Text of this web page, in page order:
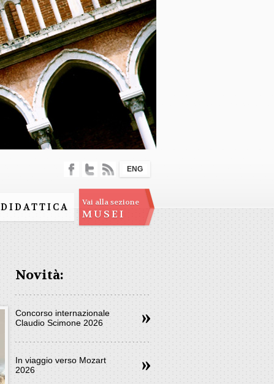
DIDATTICA Vai alla sezione
MUSEI
ENG
Novità:
Concorso internazionale
Claudio Scimone 2026
In viaggio verso Mozart
2026